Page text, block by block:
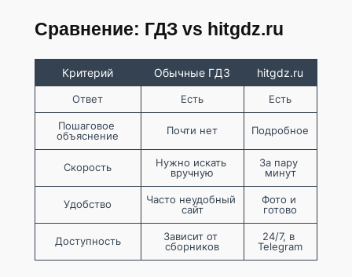
Сравнение: ГДЗ vs hitgdz.ru
Критерий Обычные ГДЗ hitgdz.ru
Ответ Есть Есть
Пошаговое
объяснение
Почти нет Подробное
Скорость
Нужно искать
вручную
За пару
минут
Удобство
Часто неудобный
сайт
Фото и
готово
Доступность
Зависит от
сборников
24/7, в
Telegram